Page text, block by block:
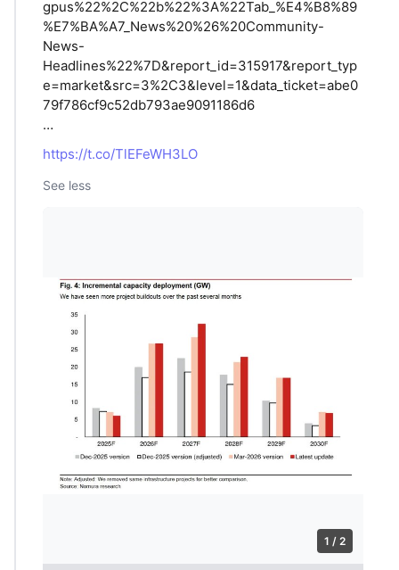
gpus%22%2C%22b%22%3A%22Tab_%E4%B8%89
%E7%BA%A7_News%20%26%20Community-
News-
Headlines%22%7D&report_id=315917&report_typ
e=market&src=3%2C3&level=1&data_ticket=abe0
79f786cf9c52db793ae9091186d6
…
https://t.co/TlEFeWH3LO
See less
1 / 2